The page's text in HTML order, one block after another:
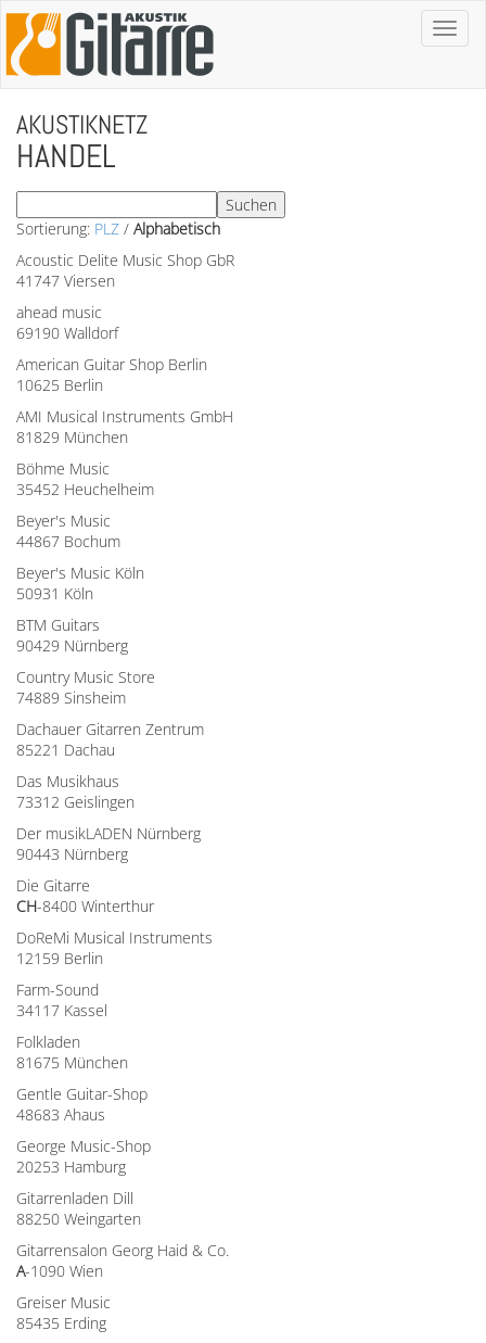
Toggle
AKUSTIKNETZ
HANDEL
Sortierung: PLZ / Alphabetisch
Acoustic Delite Music Shop GbR
41747 Viersen
ahead music
69190 Walldorf
American Guitar Shop Berlin
10625 Berlin
AMI Musical Instruments GmbH
81829 München
Böhme Music
35452 Heuchelheim
Beyer's Music
44867 Bochum
Beyer's Music Köln
50931 Köln
BTM Guitars
90429 Nürnberg
Country Music Store
74889 Sinsheim
Dachauer Gitarren Zentrum
85221 Dachau
Das Musikhaus
73312 Geislingen
Der musikLADEN Nürnberg
90443 Nürnberg
Die Gitarre
CH-8400 Winterthur
DoReMi Musical Instruments
12159 Berlin
Farm-Sound
34117 Kassel
Folkladen
81675 München
Gentle Guitar-Shop
48683 Ahaus
George Music-Shop
20253 Hamburg
Gitarrenladen Dill
88250 Weingarten
Gitarrensalon Georg Haid & Co.
A-1090 Wien
Greiser Music
85435 Erding